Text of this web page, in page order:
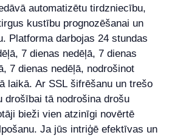
automatizētu tirdzniecību,
kustību prognozēšanai un
Platforma darbojas 24 stundas
7 dienas nedēļā, 7 dienas
7 dienas nedēļā, nodrošinot
laikā. Ar SSL šifrēšanu un trešo
drošībai tā nodrošina drošu
bieži vien atzinīgi novērtē
Ja jūs intriģē efektīvas un